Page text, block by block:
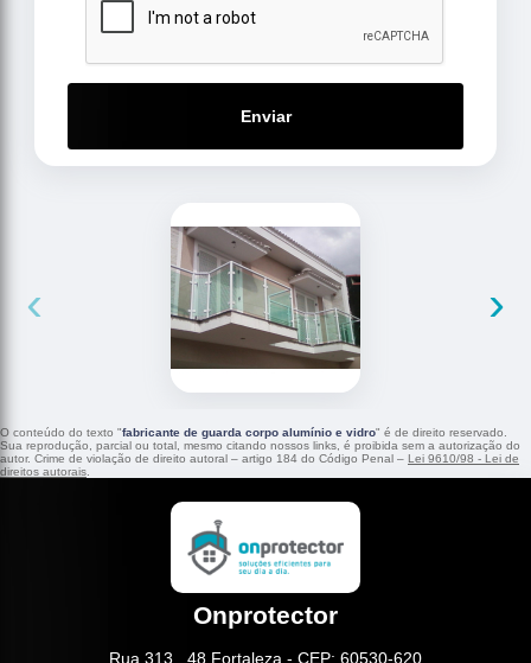
Enviar
‹ ›
O conteúdo do texto "fabricante de guarda corpo alumínio e vidro" é de direito reservado.
Sua reprodução, parcial ou total, mesmo citando nossos links, é proibida sem a autorização do
autor. Crime de violação de direito autoral – artigo 184 do Código Penal – Lei 9610/98 - Lei de
direitos autorais
Onprotector
Rua 313 , 48 Fortaleza - CEP: 60530-620